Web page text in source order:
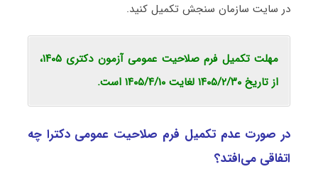
در سایت سازمان سنجش تکمیل کنید.
مهلت تکمیل فرم صلاحیت عمومی آزمون دکتری ۱۴۰۵،
از تاریخ ۱۴۰۵/۲/۳۰ لغایت ۱۴۰۵/۴/۱۰ است.
در صورت عدم تکمیل فرم صلاحیت عمومی دکترا چه
اتفاقی می‌افتد؟